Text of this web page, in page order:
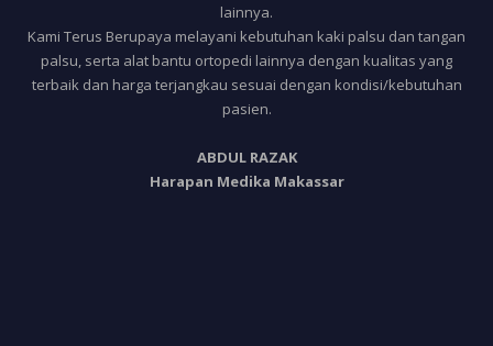
lainnya.
Kami Terus Berupaya melayani kebutuhan kaki palsu dan tangan
palsu, serta alat bantu ortopedi lainnya dengan kualitas yang
terbaik dan harga terjangkau sesuai dengan kondisi/kebutuhan
pasien.
ABDUL RAZAK
Harapan Medika Makassar